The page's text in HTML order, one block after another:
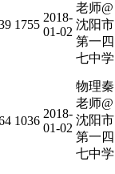
1755
2018-
01-02
老师@
沈阳市
第一四
七中学
1036
2018-
01-02
物理秦
老师@
沈阳市
第一四
七中学